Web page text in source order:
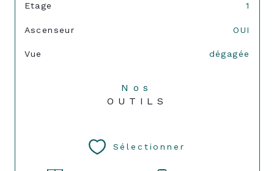
Etage 1
Ascenseur OUI
Vue dégagée
Nos
OUTILS
Sélectionner